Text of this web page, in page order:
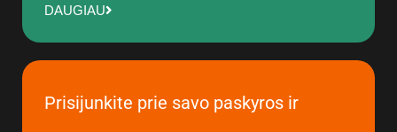
DAUGIAU
Prisijunkite prie savo paskyros ir